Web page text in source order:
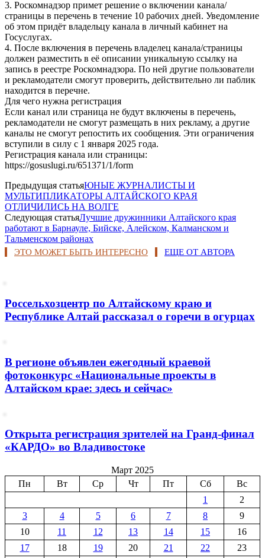
3. Роскомнадзор примет решение о включении канала/
страницы в перечень в течение 10 рабочих дней. Уведомление
об этом придёт владельцу канала в личный кабинет на
Госуслугах.
4. После включения в перечень владелец канала/страницы
должен разместить в её описании уникальную ссылку на
запись в реестре Роскомнадзора. По ней другие пользователи
и рекламодатели смогут проверить, действительно ли паблик
находится в перечне.
Для чего нужна регистрация
Если канал или страница не будут включены в перечень,
рекламодатели не смогут размещать в них рекламу, а другие
каналы не смогут репостить их сообщения. Эти ограничения
вступили в силу с 1 января 2025 года.
Регистрация канала или страницы:
https://gosuslugi.ru/651371/1/form
Предыдущая статьяЮНЫЕ ЖУРНАЛИСТЫ И
МУЛЬТИПЛИКАТОРЫ АЛТАЙСКОГО КРАЯ
ОТЛИЧИЛИСЬ НА ВОЛГЕ
Следующая статьяЛучшие дружинники Алтайского края
работают в Барнауле, Бийске, Алейском, Калманском и
Тальменском районах
ЭТО МОЖЕТ БЫТЬ ИНТЕРЕСНО ЕЩЕ ОТ АВТОРА
Россельхозцентр по Алтайскому краю и
Республике Алтай рассказал о горечи в огурцах
В регионе объявлен ежегодный краевой
фотоконкурс «Национальные проекты в
Алтайском крае: здесь и сейчас»
Открыта регистрация зрителей на Гранд-финал
«КАРДО» во Владивостоке
Март 2025
Пн
Вт Ср Чт Пт Сб
Вс
1
2
3
4 5 6 7 8
9
10
11 12 13 14 15
16
17
18 19 20 21 22
23